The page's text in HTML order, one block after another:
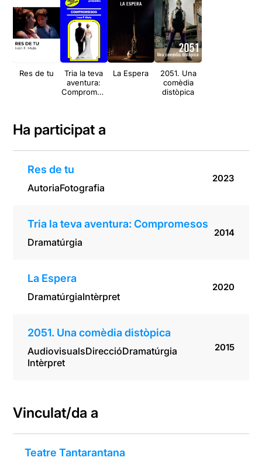
Res de tu
Tria la teva
aventura:
Compromes
La Espera
2051. Una
comèdia
distòpica
Ha participat a
Res de tu
AutoriaFotografia
2023
Tria la teva aventura: Compromesos
Dramatúrgia
2014
La Espera
DramatúrgiaIntèrpret
2020
2051. Una comèdia distòpica
AudiovisualsDireccióDramatúrgia
Intèrpret
2015
Vinculat/da a
Teatre Tantarantana